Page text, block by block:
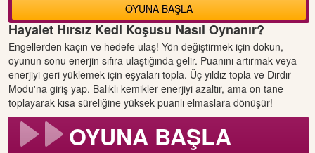
OYUNA BAŞLA
Hayalet Hırsız Kedi Koşusu Nasıl Oynanır?
Engellerden kaçın ve hedefe ulaş! Yön değiştirmek için dokun,
oyunun sonu enerjin sıfıra ulaştığında gelir. Puanını artırmak veya
enerjiyi geri yüklemek için eşyaları topla. Üç yıldız topla ve Dırdır
Modu'na giriş yap. Balıklı kemikler enerjiyi azaltır, ama on tane
toplayarak kısa süreliğine yüksek puanlı elmaslara dönüşür!
OYUNA BAŞLA